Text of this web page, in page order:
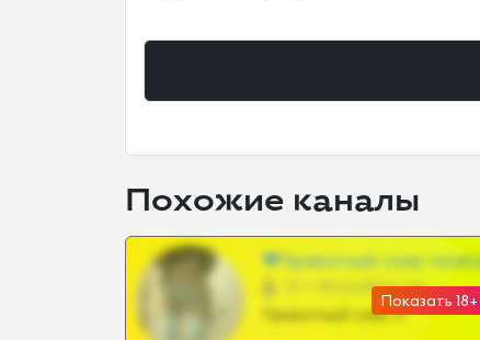
Похожие каналы
Показать 18+
❤Приватный слив
@SZu3ll3sCatt_bot
Приватный слив тг